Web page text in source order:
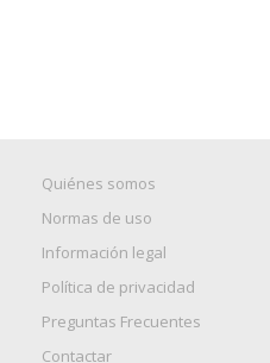
Quiénes somos
Normas de uso
Información legal
Política de privacidad
Preguntas Frecuentes
Contactar